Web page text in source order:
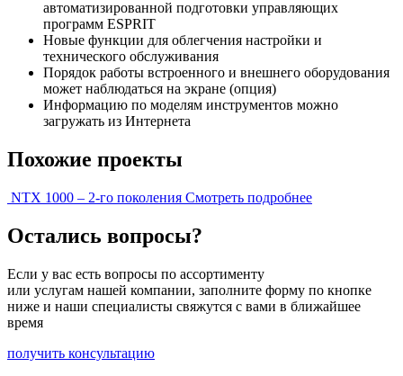
автоматизированной подготовки управляющих
программ ESPRIT
Новые функции для облегчения настройки и
технического обслуживания
Порядок работы встроенного и внешнего оборудования
может наблюдаться на экране (опция)
Информацию по моделям инструментов можно
загружать из Интернета
Похожие проекты
NTX 1000 – 2-го поколения Смотреть подробнее
Остались вопросы?
Если у вас есть вопросы по ассортименту
или услугам нашей компании, заполните форму по кнопке
ниже и наши специалисты свяжутся с вами в ближайшее
время
получить консультацию